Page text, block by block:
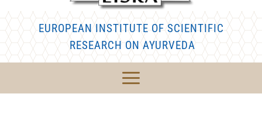
EUROPEAN INSTITUTE OF SCIENTIFIC
RESEARCH ON AYURVEDA